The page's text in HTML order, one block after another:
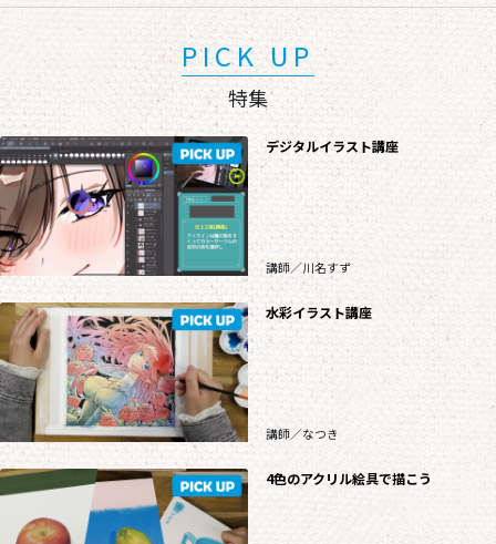
PICK UP
特集
デジタルイラスト講座
講師／川名すず
水彩イラスト講座
講師／なつき
4色のアクリル絵具で描こう